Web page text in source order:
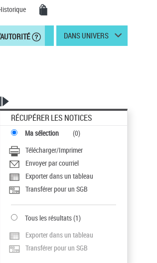
DANS UNIVERS
RÉCUPÉRER LES NOTICES
Ma sélection (0)
Télécharger/Imprimer
Envoyer par courriel
Exporter dans un tableau
Transférer pour un SGB
Tous les résultats(1)
Exporter dans un tableau
Transférer pour un SGB